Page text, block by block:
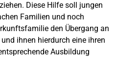
Diese Hilfe soll jungen
Familien und noch
den Übergang an
ihnen hierdurch eine ihren
Ausbildung